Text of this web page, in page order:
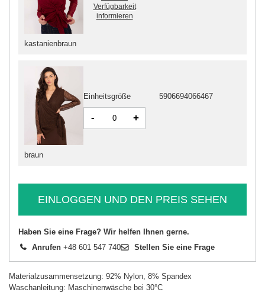
braun
Einheitsgröße 5906694066467
- +
kastanienbraun
Verfügbarkeit
informieren
EINLOGGEN UND DEN PREIS SEHEN
Haben Sie eine Frage? Wir helfen Ihnen gerne.
Anrufen +48 601 547 740 Stellen Sie eine Frage
Materialzusammensetzung: 92% Nylon, 8% Spandex
Waschanleitung: Maschinenwäsche bei 30°C